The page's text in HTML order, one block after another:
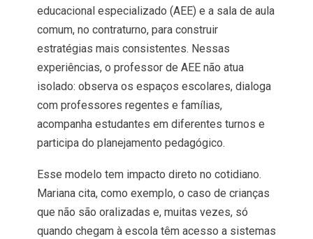
educacional especializado (AEE) e a sala de aula
comum, no contraturno, para construir
estratégias mais consistentes. Nessas
experiências, o professor de AEE não atua
isolado: observa os espaços escolares, dialoga
com professores regentes e famílias,
acompanha estudantes em diferentes turnos e
participa do planejamento pedagógico.
Esse modelo tem impacto direto no cotidiano.
Mariana cita, como exemplo, o caso de crianças
que não são oralizadas e, muitas vezes, só
quando chegam à escola têm acesso a sistemas